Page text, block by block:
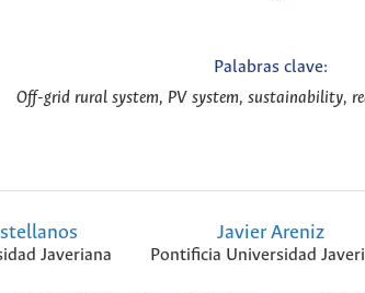
Palabras clave:
Off-grid rural system, PV system, sustainability,
Javeriana
Javier Areniz
Pontificia Universidad